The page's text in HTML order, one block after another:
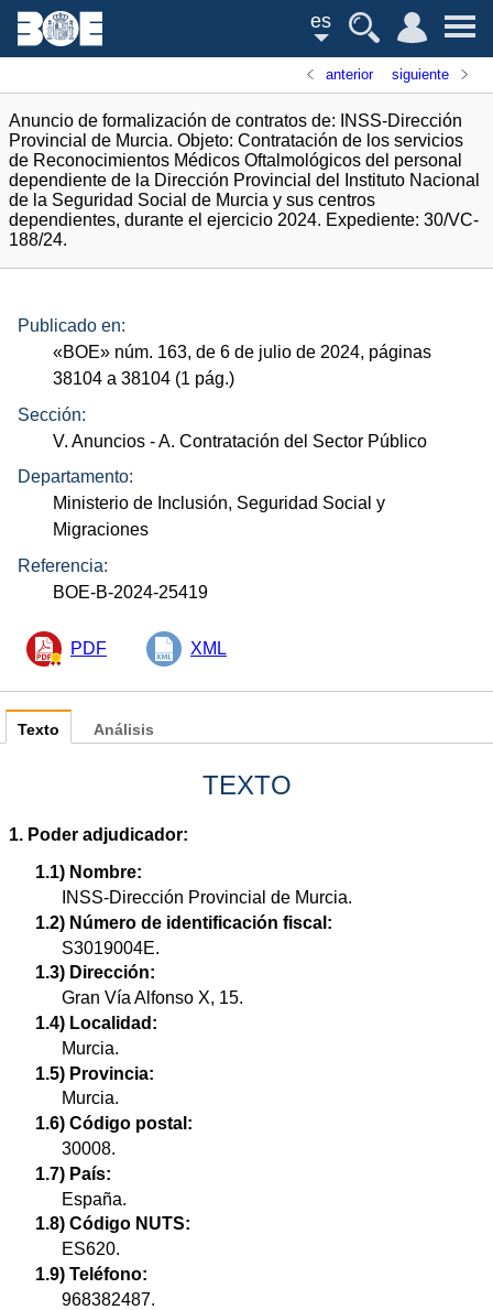
es
anterior siguiente
Anuncio de formalización de contratos de: INSS-Dirección
Provincial de Murcia. Objeto: Contratación de los servicios
de Reconocimientos Médicos Oftalmológicos del personal
dependiente de la Dirección Provincial del Instituto Nacional
de la Seguridad Social de Murcia y sus centros
dependientes, durante el ejercicio 2024. Expediente: 30/VC-
188/24.
Publicado en:
«BOE» núm. 163, de 6 de julio de 2024, páginas
38104 a 38104 (1 pág.)
Sección:
V. Anuncios - A. Contratación del Sector Público
Departamento:
Ministerio de Inclusión, Seguridad Social y
Migraciones
Referencia:
BOE-B-2024-25419
PDF XML
Texto
TEXTO
1. Poder adjudicador:
1.1) Nombre:
INSS-Dirección Provincial de Murcia.
1.2) Número de identificación fiscal:
S3019004E.
1.3) Dirección:
Gran Vía Alfonso X, 15.
1.4) Localidad:
Murcia.
1.5) Provincia:
Murcia.
1.6) Código postal:
30008.
1.7) País:
España.
1.8) Código NUTS:
ES620.
1.9) Teléfono:
968382487.
Análisis